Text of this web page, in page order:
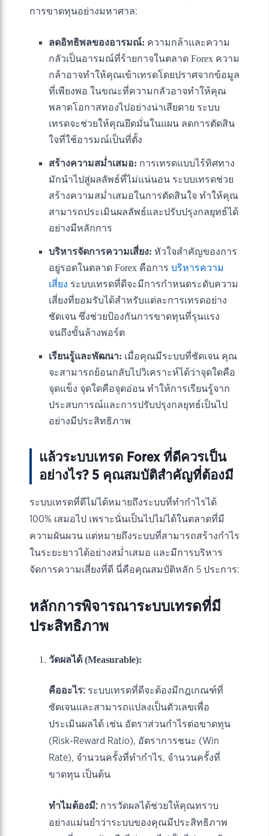
การขาดทุนอย่างมหาศาล:
ลดอิทธิพลของอารมณ์: ความกล้าและความ
กลัวเป็นอารมณ์ที่ร้ายกาจในตลาด Forex ความ
กล้าอาจทำให้คุณเข้าเทรดโดยปราศจากข้อมูล
ที่เพียงพอ ในขณะที่ความกลัวอาจทำให้คุณ
พลาดโอกาสทองไปอย่างน่าเสียดาย ระบบ
เทรดจะช่วยให้คุณยึดมั่นในแผน ลดการตัดสิน
ใจที่ใช้อารมณ์เป็นที่ตั้ง
สร้างความสม่ำเสมอ: การเทรดแบบไร้ทิศทาง
มักนำไปสู่ผลลัพธ์ที่ไม่แน่นอน ระบบเทรดช่วย
สร้างความสม่ำเสมอในการตัดสินใจ ทำให้คุณ
สามารถประเมินผลลัพธ์และปรับปรุงกลยุทธ์ได้
อย่างมีหลักการ
บริหารจัดการความเสี่ยง: หัวใจสำคัญของการ
อยู่รอดในตลาด Forex คือการ บริหารความ
เสี่ยง ระบบเทรดที่ดีจะมีการกำหนดระดับความ
เสี่ยงที่ยอมรับได้สำหรับแต่ละการเทรดอย่าง
ชัดเจน ซึ่งช่วยป้องกันการขาดทุนที่รุนแรง
จนถึงขั้นล้างพอร์ต
เรียนรู้และพัฒนา: เมื่อคุณมีระบบที่ชัดเจน คุณ
จะสามารถย้อนกลับไปวิเคราะห์ได้ว่าจุดใดคือ
จุดแข็ง จุดใดคือจุดอ่อน ทำให้การเรียนรู้จาก
ประสบการณ์และการปรับปรุงกลยุทธ์เป็นไป
อย่างมีประสิทธิภาพ
แล้วระบบเทรด Forex ที่ดีควรเป็น
อย่างไร? 5 คุณสมบัติสำคัญที่ต้องมี
ระบบเทรดที่ดีไม่ได้หมายถึงระบบที่ทำกำไรได้
100% เสมอไป เพราะนั่นเป็นไปไม่ได้ในตลาดที่มี
ความผันผวน แต่หมายถึงระบบที่สามารถสร้างกำไร
ในระยะยาวได้อย่างสม่ำเสมอ และมีการบริหาร
จัดการความเสี่ยงที่ดี นี่คือคุณสมบัติหลัก 5 ประการ:
หลักการพิจารณาระบบเทรดที่มี
ประสิทธิภาพ
วัดผลได้ (Measurable):
คืออะไร: ระบบเทรดที่ดีจะต้องมีกฎเกณฑ์ที่
ชัดเจนและสามารถแปลงเป็นตัวเลขเพื่อ
ประเมินผลได้ เช่น อัตราส่วนกำไรต่อขาดทุน
(Risk-Reward Ratio), อัตราการชนะ (Win
Rate), จำนวนครั้งที่ทำกำไร, จำนวนครั้งที่
ขาดทุน เป็นต้น
ทำไมต้องมี: การวัดผลได้ช่วยให้คุณทราบ
อย่างแม่นยำว่าระบบของคุณมีประสิทธิภาพ